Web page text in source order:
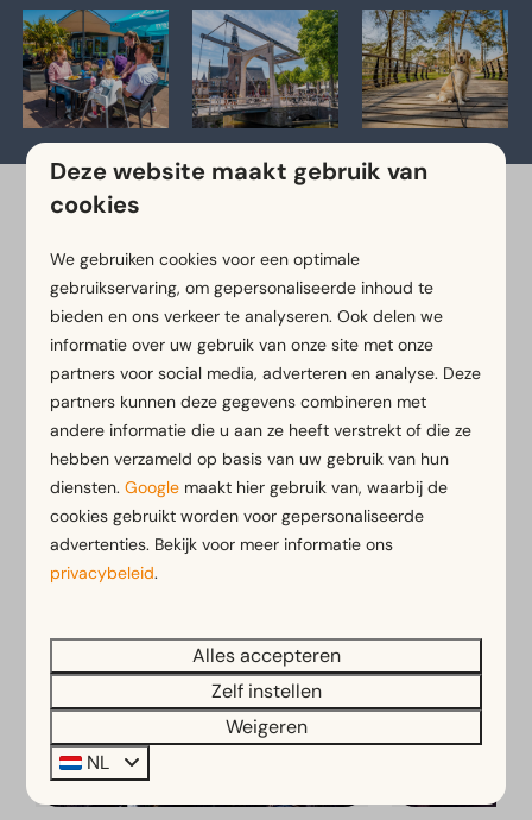
IJsselmeer of bezoek Medemblik
Wat is er te doen in de
omgeving?
Ontdek de leukste uitjes in de omgeving! Bekijk alle
bezienswaardigheden op de parkwebsite via de
button.
Bekijk meer op de website van EuroParcs
Deze website maakt gebruik van
cookies
We gebruiken cookies voor een optimale
gebruikservaring, om gepersonaliseerde inhoud te
bieden en ons verkeer te analyseren. Ook delen we
informatie over uw gebruik van onze site met onze
partners voor social media, adverteren en analyse. Deze
partners kunnen deze gegevens combineren met
andere informatie die u aan ze heeft verstrekt of die ze
hebben verzameld op basis van uw gebruik van hun
diensten.Google maakt hier gebruik van, waarbij de
cookies gebruikt worden voor gepersonaliseerde
advertenties. Bekijk voor meer informatie ons
privacybeleid.
Alles accepteren
Zelf instellen
Weigeren
NL